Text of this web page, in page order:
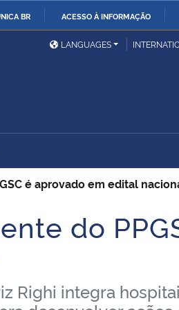
BR ACESSO À INFORMAÇÃO
Ministério das Relações
Exteriores
União
Banco Central do Brasil
LANGUAGES
é aprovado em edital
do
Righi integra